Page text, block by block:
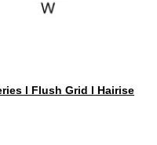
l Flush Grid l Hairise